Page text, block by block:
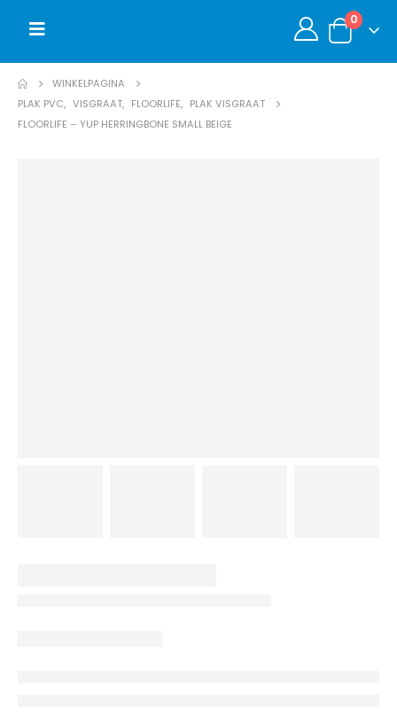
0
WINKELPAGINA
PLAK PVC, VISGRAAT, FLOORLIFE, PLAK VISGRAAT
FLOORLIFE – YUP HERRINGBONE SMALL BEIGE